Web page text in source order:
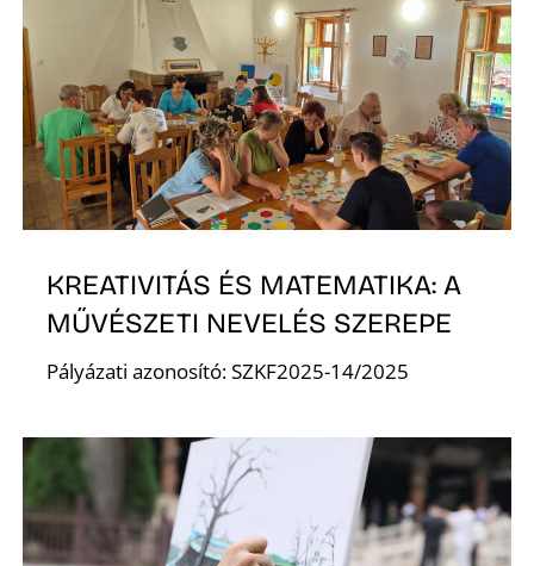
KREATIVITÁS ÉS MATEMATIKA: A
MŰVÉSZETI NEVELÉS SZEREPE
Pályázati azonosító: SZKF2025-14/2025